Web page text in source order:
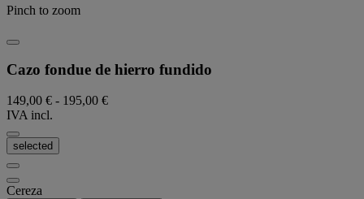
Pinch to zoom
Cazo fondue de hierro fundido
149,00 € - 195,00 €
IVA incl.
selected
Cereza